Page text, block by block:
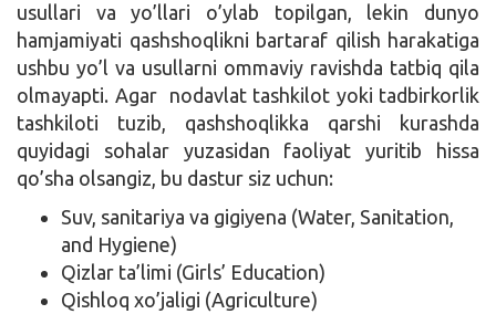
usullari va yo’llari o’ylab topilgan, lekin dunyo
hamjamiyati qashshoqlikni bartaraf qilish harakatiga
ushbu yo’l va usullarni ommaviy ravishda tatbiq qila
olmayapti. Agar nodavlat tashkilot yoki tadbirkorlik
tashkiloti tuzib, qashshoqlikka qarshi kurashda
quyidagi sohalar yuzasidan faoliyat yuritib hissa
qo’sha olsangiz, bu dastur siz uchun:
Suv, sanitariya va gigiyena (Water, Sanitation,
and Hygiene)
Qizlar ta’limi (Girls’ Education)
Qishloq xo’jaligi (Agriculture)